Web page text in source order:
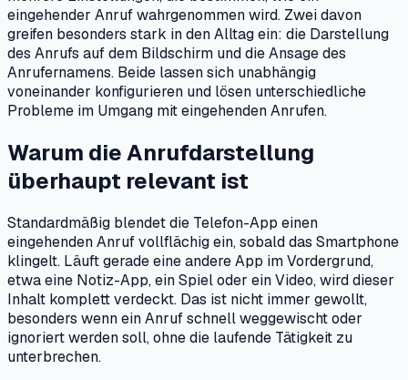
eingehender Anruf wahrgenommen wird. Zwei davon
greifen besonders stark in den Alltag ein: die Darstellung
des Anrufs auf dem Bildschirm und die Ansage des
Anrufernamens. Beide lassen sich unabhängig
voneinander konfigurieren und lösen unterschiedliche
Probleme im Umgang mit eingehenden Anrufen.
Warum die Anrufdarstellung
überhaupt relevant ist
Standardmäßig blendet die Telefon-App einen
eingehenden Anruf vollflächig ein, sobald das Smartphone
klingelt. Läuft gerade eine andere App im Vordergrund,
etwa eine Notiz-App, ein Spiel oder ein Video, wird dieser
Inhalt komplett verdeckt. Das ist nicht immer gewollt,
besonders wenn ein Anruf schnell weggewischt oder
ignoriert werden soll, ohne die laufende Tätigkeit zu
unterbrechen.